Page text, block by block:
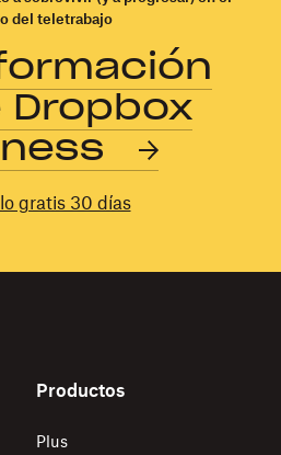
del teletrabajo
Dropbox
gratis 30 días
Productos
Plus